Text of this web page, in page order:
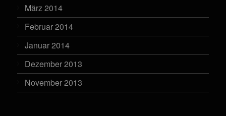
März 2014
Februar 2014
Januar 2014
Dezember 2013
November 2013